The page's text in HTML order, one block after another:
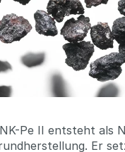
Pe II entsteht als
Er